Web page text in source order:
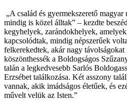
„A család és gyermekszerető
mindig is közel álltak” – kezdte
kegyhelyek, zarándokhelyek,
kapcsolódtak, mindig népszerűek
felkerekedtek, akár nagy
köszönthessék a Boldogságos
talán a legkedvesebb Sarlós
Erzsébet találkozása. Két asszony
vannak, akik imádságos életűek, és
művelt velük az Isten.”